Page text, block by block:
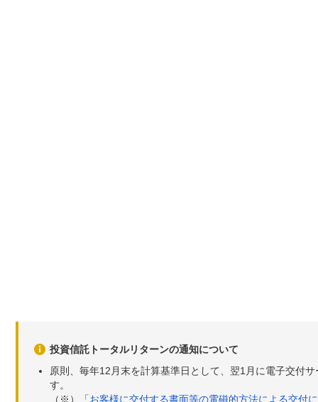
投資信託トータルリターンの通知について
原則、毎年12月末を計算基準日として、翌1月に電子交付
す。
（※）「お客様に交付する書面等の電磁的方法による交付